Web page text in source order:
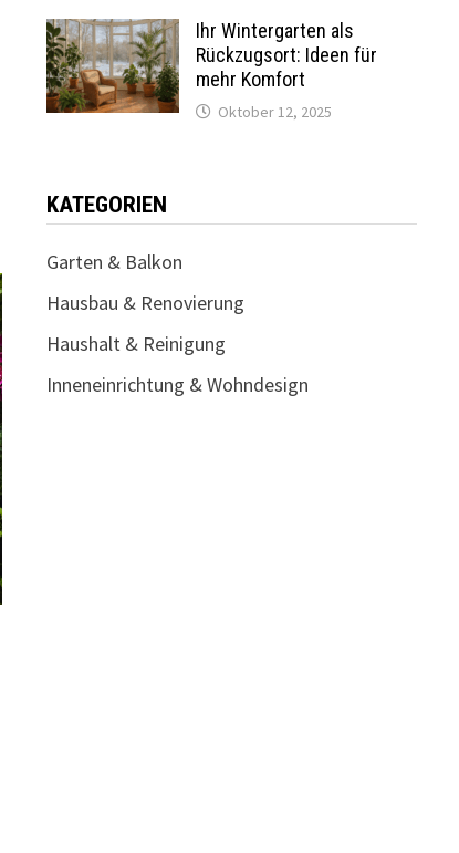
Ihr Wintergarten als
Rückzugsort: Ideen für
mehr Komfort
Oktober 12, 2025
KATEGORIEN
Garten & Balkon
Hausbau & Renovierung
Haushalt & Reinigung
Inneneinrichtung & Wohndesign